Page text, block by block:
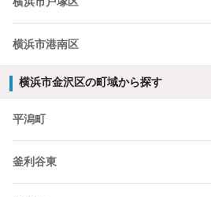
横浜市港南区
横浜市金沢区の町域から探す
平潟町
釜利谷東